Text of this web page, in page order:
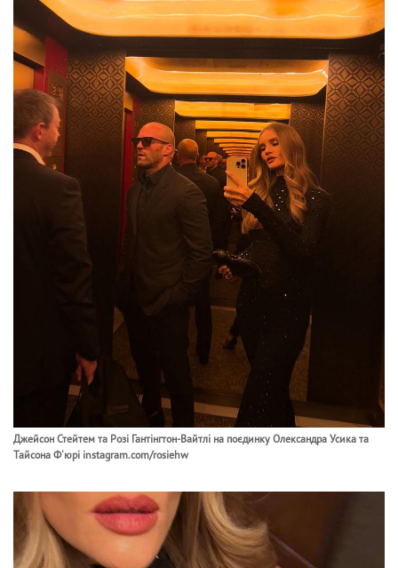
Джейсон Стейтем та Розі Гантінгтон-Вайтлі на поєдинку Олександра Усика та
Тайсона Ф'юрі instagram.com/rosiehw